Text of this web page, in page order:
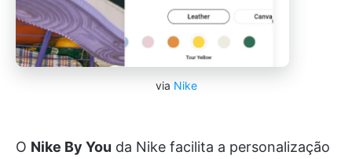
via Nike
O Nike By You da Nike facilita a personalização